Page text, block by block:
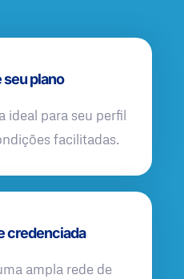
plano
ideal para seu perfil
facilitadas.
credenciada
ampla rede de